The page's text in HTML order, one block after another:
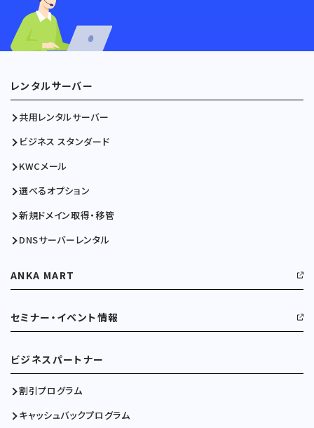
レンタルサーバー
共用レンタルサーバー
ビジネス スタンダード
KWCメール
選べるオプション
新規ドメイン取得・移管
DNSサーバーレンタル
ANKA MART
セミナー・イベント情報
ビジネスパートナー
割引プログラム
キャッシュバックプログラム